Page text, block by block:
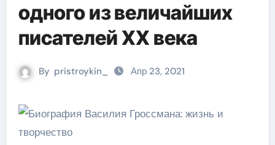
одного из величайших
писателей XX века
By pristroykin_ Апр 23, 2021